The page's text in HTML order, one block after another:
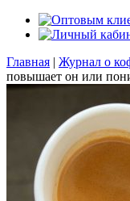
Главная | Журнал о
повышает он или